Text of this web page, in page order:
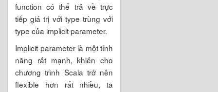
function có thể trả về trực
tiếp giá trị với type trùng với
type của implicit parameter.
Implicit parameter là một tính
năng rất mạnh, khiến cho
chương trình Scala trở nên
flexible hơn rất nhiều, ta